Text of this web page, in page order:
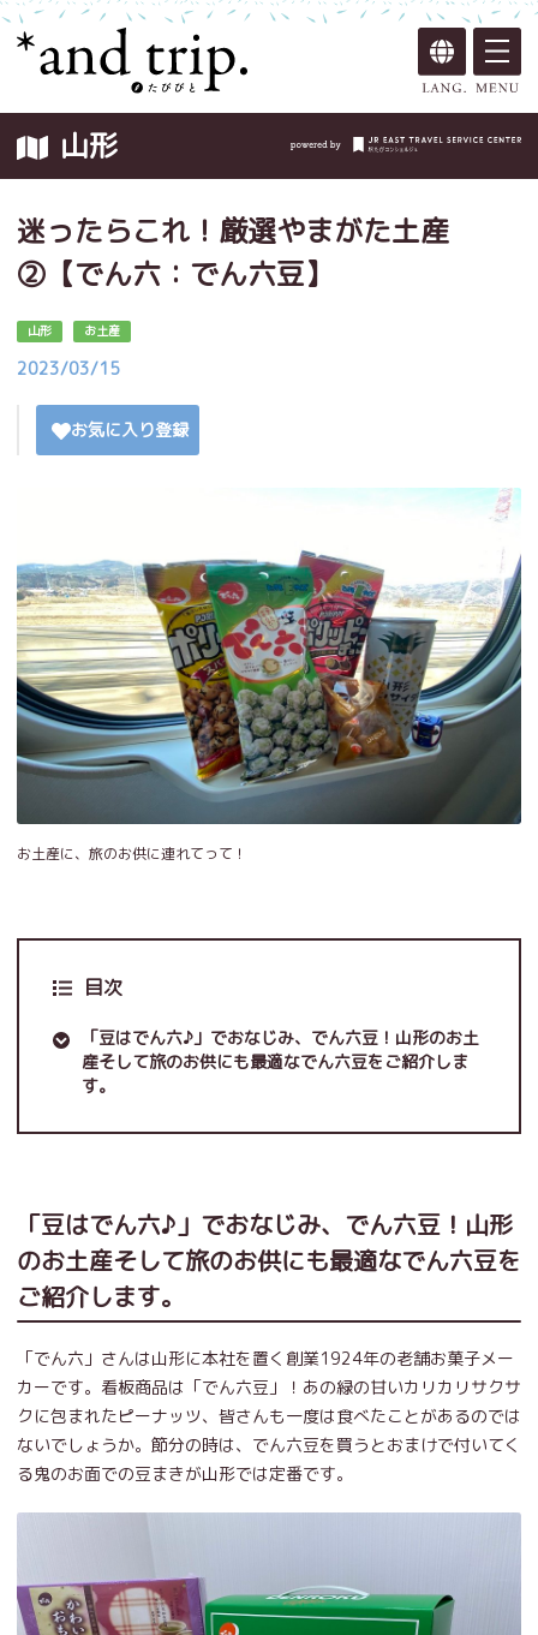
山形
迷ったらこれ！厳選やまがた土産
②【でん六：でん六豆】
山形 お土産
2023/03/15
お気に入り登録
お土産に、旅のお供に連れてって！
目次
「豆はでん六♪」でおなじみ、でん六豆！山形のお土
産そして旅のお供にも最適なでん六豆をご紹介しま
す。
「豆はでん六♪」でおなじみ、でん六豆！山形
のお土産そして旅のお供にも最適なでん六豆を
ご紹介します。
「でん六」さんは山形に本社を置く創業1924年の老舗お菓子メー
カーです。看板商品は「でん六豆」！あの緑の甘いカリカリサクサ
クに包まれたピーナッツ、皆さんも一度は食べたことがあるのでは
ないでしょうか。節分の時は、でん六豆を買うとおまけで付いてく
る鬼のお面での豆まきが山形では定番です。